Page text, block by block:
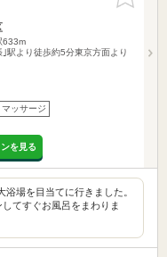
633m
駅より徒歩約5分東京方面より
ッサージ
を見る
場を目当てに行きました。
てすぐお風呂をまわりま